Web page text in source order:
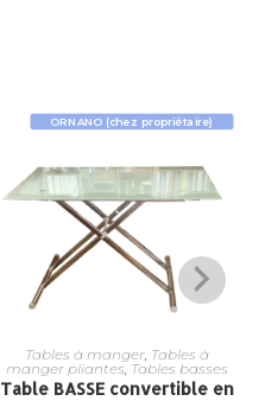
ORNANO (chez propriétaire)
Tables à manger, Tables à
manger pliantes, Tables basses
Table BASSE convertible en